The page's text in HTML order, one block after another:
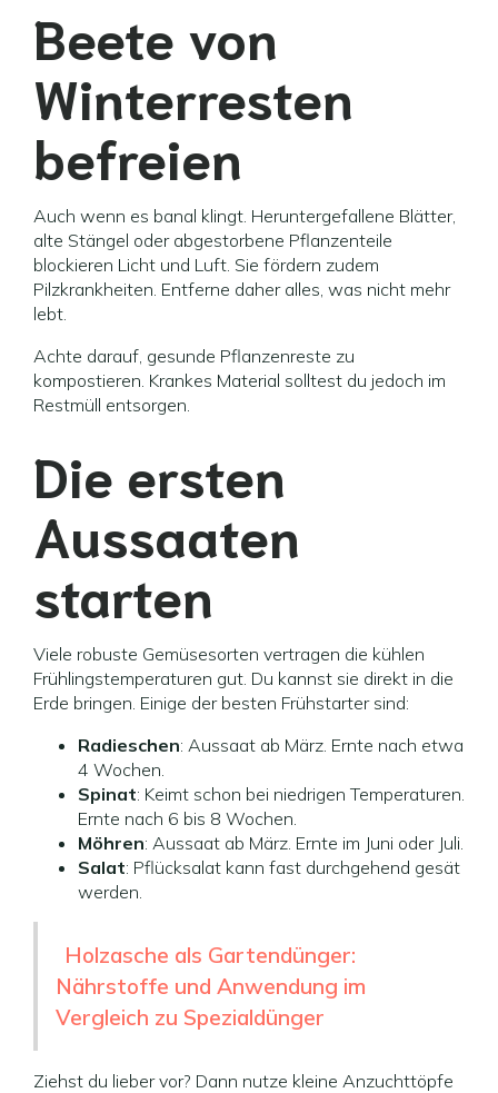
Beete von
Winterresten
befreien
Auch wenn es banal klingt. Heruntergefallene Blätter,
alte Stängel oder abgestorbene Pflanzenteile
blockieren Licht und Luft. Sie fördern zudem
Pilzkrankheiten. Entferne daher alles, was nicht mehr
lebt.
Achte darauf, gesunde Pflanzenreste zu
kompostieren. Krankes Material solltest du jedoch im
Restmüll entsorgen.
Die ersten
Aussaaten
starten
Viele robuste Gemüsesorten vertragen die kühlen
Frühlingstemperaturen gut. Du kannst sie direkt in die
Erde bringen. Einige der besten Frühstarter sind:
Radieschen: Aussaat ab März. Ernte nach etwa
4 Wochen.
Spinat: Keimt schon bei niedrigen Temperaturen.
Ernte nach 6 bis 8 Wochen.
Möhren: Aussaat ab März. Ernte im Juni oder Juli.
Salat: Pflücksalat kann fast durchgehend gesät
werden.
Holzasche als Gartendünger:
Nährstoffe und Anwendung im
Vergleich zu Spezialdünger
Ziehst du lieber vor? Dann nutze kleine Anzuchttöpfe